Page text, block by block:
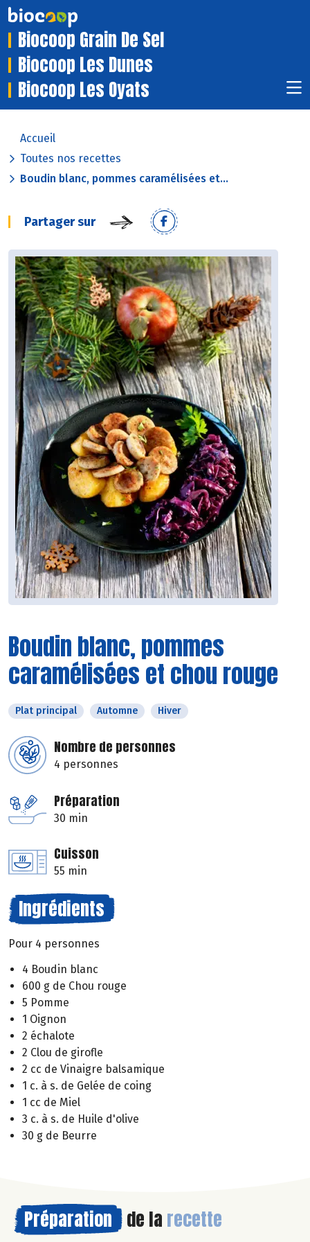
Biocoop Grain De Sel
Biocoop Les Dunes
Biocoop Les Oyats
Accueil
Toutes nos recettes
Boudin blanc, pommes caramélisées et...
Partager sur
Boudin blanc, pommes
caramélisées et chou rouge
Plat principal Automne Hiver
Nombre de personnes
4 personnes
Préparation
30 min
Cuisson
55 min
Ingrédients
Pour 4 personnes
4 Boudin blanc
600 g de Chou rouge
5 Pomme
1 Oignon
2 échalote
2 Clou de girofle
2 cc de Vinaigre balsamique
1 c. à s. de Gelée de coing
1 cc de Miel
3 c. à s. de Huile d'olive
30 g de Beurre
Préparation de la recette